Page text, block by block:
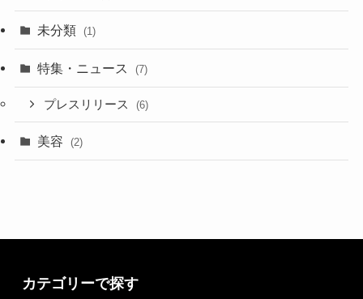
未分類 (1)
特集・ニュース (7)
プレスリリース (6)
美容 (2)
カテゴリーで探す